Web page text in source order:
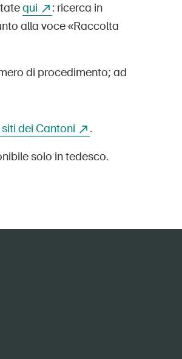
qui
: ricerca in
alla voce «Raccolta
di procedimento; ad
dei Cantoni
.
solo in tedesco.